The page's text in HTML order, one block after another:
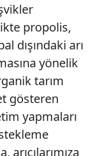
propolis,
dışındaki arı
yönelik
tarım
gösteren
yapmaları
arıcılarımıza